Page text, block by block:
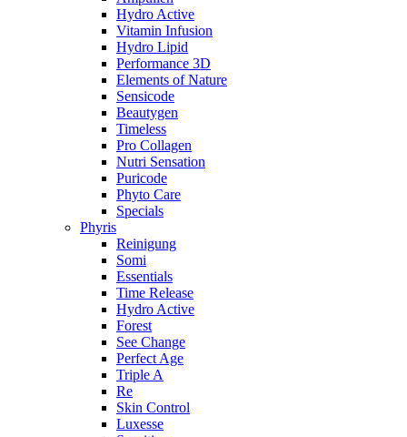
Hydro Active
Vitamin Infusion
Hydro Lipid
Performance 3D
Elements of Nature
Sensicode
Beautygen
Timeless
Pro Collagen
Nutri Sensation
Puricode
Phyto Care
Specials
Phyris
Reinigung
Somi
Essentials
Time Release
Hydro Active
Forest
See Change
Perfect Age
Triple A
Re
Skin Control
Luxesse